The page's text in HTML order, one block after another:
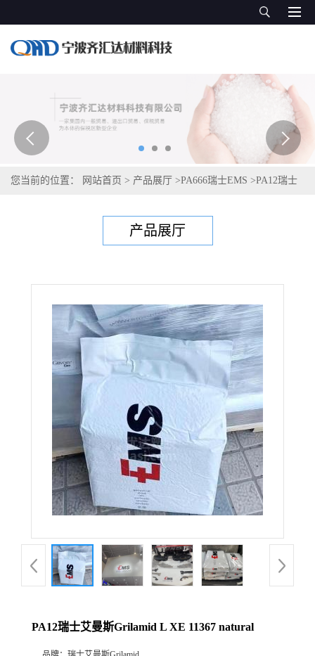
您当前的位置： 网站首页 > 产品展厅 >PA666瑞士EMS >PA12瑞士
产品展厅
PA12瑞士艾曼斯Grilamid L XE 11367 natural